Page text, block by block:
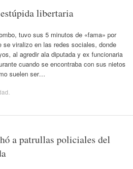
libertaria
tuvo sus 5 minutos de «fama» por
se viralizo en las redes sociales, donde
al agredir ala diputada y ex funcionaria
cuando se encontraba con sus nietos
suelen ser…
a patrullas policiales del